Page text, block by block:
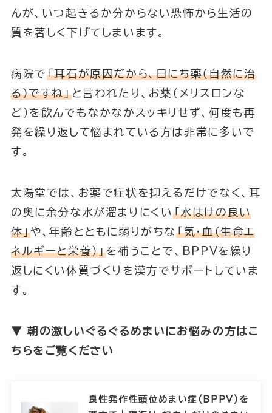
んが、いつ起きるか分からない恐怖から生活の
質を著しく下げてしまいます。
病院で 「耳石が原因だから、日にち薬（自然に治
る）ですね」と言われたり、お薬（メリスロンな
ど）を飲んでもなかなかスッキリせず、何度も再
発を繰り返して悩まれている方は非常に多いで
す。
太陽堂では、お薬で症状を抑えるだけでなく、耳
の奥に余分な水が溜まりにくい 「水はけの良い
体」や、年齢とともに弱りがちな「気・血（生命エ
ネルギーと栄養）」を補うことで、BPPVを繰り
返しにくい体質づくりを漢方でサポートしていま
す。
▼ 朝の激しいぐるぐるめまいにお悩みの方はこ
ちらをご覧ください
良性発作性頭位めまい症(BPPV)を